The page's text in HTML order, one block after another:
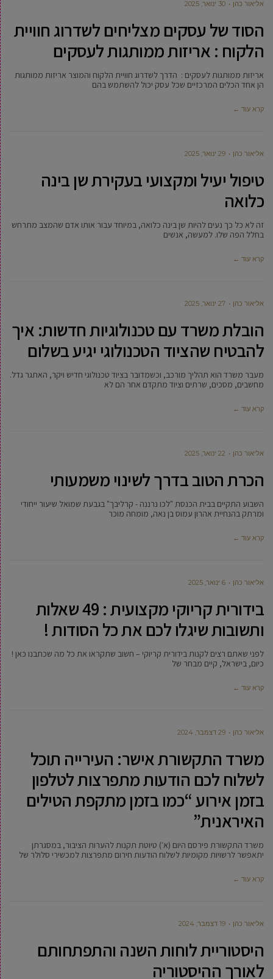
‫אליאור כהן 30 ינואר, 2025
הסוד של עסקים מצליחים לשדרוג חוויית
הלקוח : אריזות ממותגות לעסקים
אריזות ממותגות לעסקים : הדרך לשדרוג חוויית הלקוח והמוצר אריזות ממותגות
הן אחד הכלים המרכזיים שכל עסק יכול להשתמש בהם
קרא עוד ←
‫אליאור כהן 29 ינואר, 2025
טיפול יעיל ומקצועי בעקירת שן בינה
כלואה
זה לא כל כך נעים להיות שן בינה כלואה, במיוחד עבור אותו אדם שהמצב מתרחש
בחלל הפה שלו. למעשה, אנשים
קרא עוד ←
‫אליאור כהן 27 ינואר, 2025
הובלת משרד עם טכנולוגיות חדשות: איך
להבטיח שהציוד הטכנולוגי יגיע בשלום
מעבר משרד הוא תהליך מורכב, וכשמדובר בציוד טכנולוגי חדיש ויקר, האתגר גדל.
מחשבים, מסכים, שרתים וציוד מתקדם אחר הם לא
קרא עוד ←
‫אליאור כהן 22 ינואר, 2025
הכרת הטוב בדרך לשינוי משמעותי
השבוע התקיים בבית הכנסת "לכו נרננה - קרליבך" בגבעת שמואל שיעור ייחודי
ומרתק בהנחיית אהרון עמוס בן נאה, מומחה מוכר
קרא עוד ←
‫אליאור כהן 6 ינואר, 2025
בידורית קריוקי מקצועית : 49 שאלות
ותשובות שיגלו לכם את כל הסודות !
לפני שאתם רצים לקנות בידורית קריוקי – חשוב שתקראו את כל מה שכתבנו כאן !
כיום, בישראל, קיים מבחר של
קרא עוד ←
‫אליאור כהן 29 דצמבר, 2024
משרד התקשורת אישר: העירייה תוכל
לשלוח לכם הודעות מתפרצות לטלפון
בזמן אירוע “כמו בזמן מתקפת הטילים
האיראנית”
משרד התקשורת פירסם היום (א׳) טיוטת תקנות להערות הציבור, במסגרתן
יתאפשר לרשויות מקומיות לשלוח הודעות חירום מתפרצות למכשירי סלולר של
קרא עוד ←
‫אליאור כהן 19 דצמבר, 2024
היסטוריית לוחות השנה והתפתחותם
לאורך ההיסטוריה